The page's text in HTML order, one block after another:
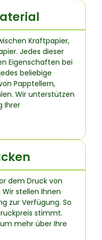
Kraftpapier,
Jedes dieser
Eigenschaften bei
beliebige
Papptellern,
Wir unterstützen
Ihrer
dem Druck von
stellen Ihnen
zur Verfügung. So
stimmt.
mehr über Ihre